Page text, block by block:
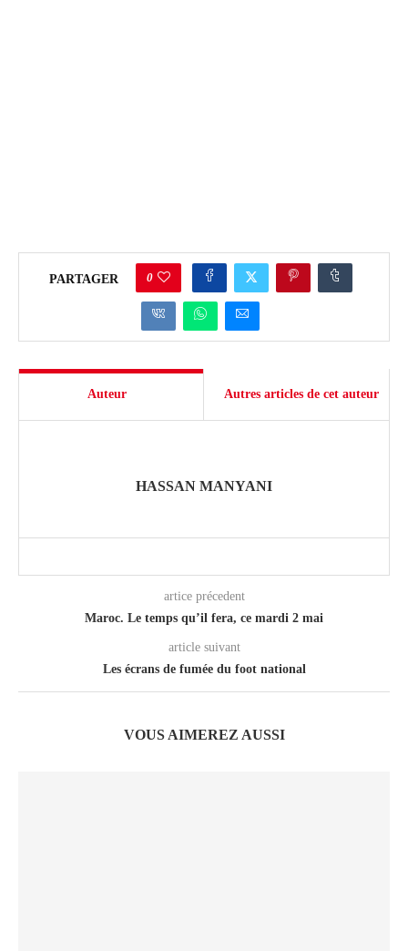
PARTAGER 0
Auteur Autres articles de cet auteur
HASSAN MANYANI
artice précedent
Maroc. Le temps qu’il fera, ce mardi 2 mai
article suivant
Les écrans de fumée du foot national
VOUS AIMEREZ AUSSI